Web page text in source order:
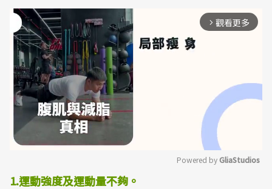
arrow_forward_ios 觀看更多
Powered by GliaStudios
1.運動強度及運動量不夠。